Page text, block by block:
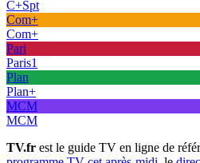
C+Spt
Com+
Com+
Pari
Paris1
Plan
Plan+
MCM
MCM
TV.fr est le guide TV en ligne de